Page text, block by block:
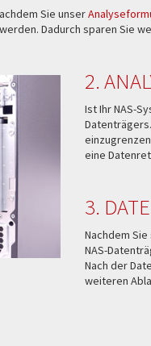
Sie unser
Dadurch sparen Sie
2.
Ist Ihr NAS-
eine
3.
Nachdem
NAS-
Nach der
weiteren